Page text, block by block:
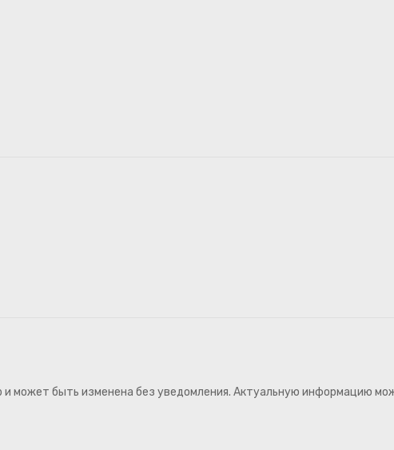
может быть изменена без уведомления. Актуальную информацию